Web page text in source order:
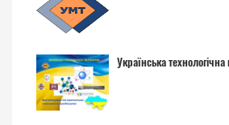
Українська